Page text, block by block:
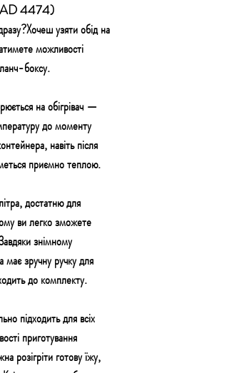
(AD 4474)
узяти обід на
можливості
боксу.
на обігрівач —
до моменту
навіть після
приємно теплою.
достатню для
ви легко зможете
знімному
має зручну ручку для
до комплекту.
підходить для всіх
приготування
розігріти готову їжу,